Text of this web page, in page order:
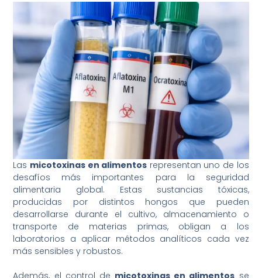
Las micotoxinas en alimentos representan uno de los
desafíos más importantes para la seguridad
alimentaria global. Estas sustancias tóxicas,
producidas por distintos hongos que pueden
desarrollarse durante el cultivo, almacenamiento o
transporte de materias primas, obligan a los
laboratorios a aplicar métodos analíticos cada vez
más sensibles y robustos.
Además, el control de micotoxinas en alimentos se